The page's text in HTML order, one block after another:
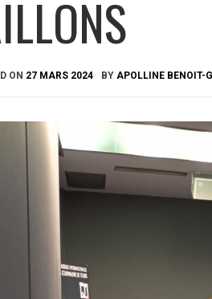
ON 27 MARS 2024 BY APOLLINE BENOIT-